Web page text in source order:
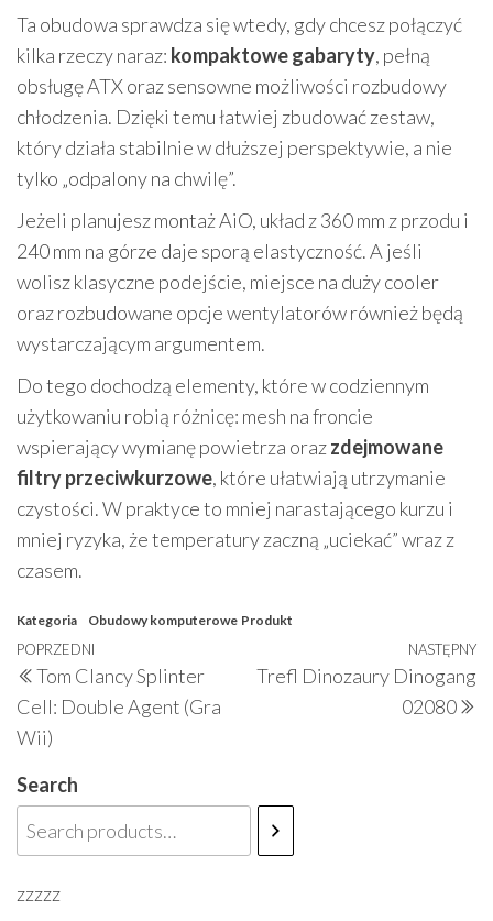
Ta obudowa sprawdza się wtedy, gdy chcesz połączyć
kilka rzeczy naraz: kompaktowe gabaryty, pełną
obsługę ATX oraz sensowne możliwości rozbudowy
chłodzenia. Dzięki temu łatwiej zbudować zestaw,
który działa stabilnie w dłuższej perspektywie, a nie
tylko „odpalony na chwilę”.
Jeżeli planujesz montaż AiO, układ z 360 mm z przodu i
240 mm na górze daje sporą elastyczność. A jeśli
wolisz klasyczne podejście, miejsce na duży cooler
oraz rozbudowane opcje wentylatorów również będą
wystarczającym argumentem.
Do tego dochodzą elementy, które w codziennym
użytkowaniu robią różnicę: mesh na froncie
wspierający wymianę powietrza orazzdejmowane
filtry przeciwkurzowe, które ułatwiają utrzymanie
czystości. W praktyce to mniej narastającego kurzu i
mniej ryzyka, że temperatury zaczną „uciekać” wraz z
czasem.
Kategoria Obudowy komputerowe Produkt
Nawigacja
wpisu
Poprzedni
wpis
POPRZEDNI
Tom Clancy Splinter
Cell: Double Agent (Gra
Wii)
NASTĘPNY
Trefl Dinozaury Dinogang
02080
Search
zzzzz